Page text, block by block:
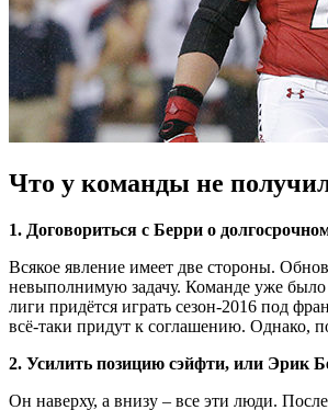
Что у команды не
1. Договориться с Берри о
Всякое явление имеет две стороны.
невыполнимую задачу. Команде уже было
лиги придётся играть сезон-2016 под
всё-таки придут к соглашению. Однако,
2. Усилить позицию сэйфти, или Эрик
Он наверху, а внизу – все эти люди.